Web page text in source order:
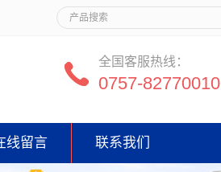
全国客服热线：
0757-82770010
线留言 联系我们